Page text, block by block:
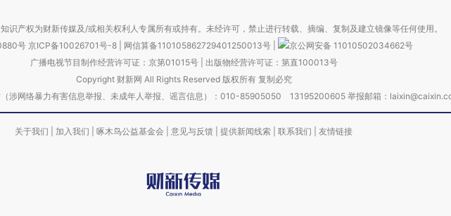
识产权为财新传媒及/或相关权利人专属所有或持有。未经许可，禁止进行转载、摘编、复制及建立镜像等任何使用。
号 京ICP备10026701号-8 网信算备110105862729401250013号
京公网安备 11010502034662号
广播电视节目制作经营许可证：京第01015号| 出版物经营许可证：第直100013号
Copyright 财新网 All Rights Reserved 版权所有 复制必究
（涉网络暴力有害信息举报、未成年人举报、谣言信息）：010-85905050 13195200605 举报邮箱：
关于我们 加入我们 啄木鸟公益基金会 意见与反馈 提供新闻线索 联系我们 友情链接